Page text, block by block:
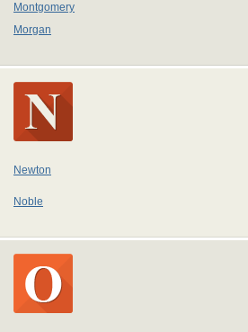
Montgomery
Morgan
Newton
Noble